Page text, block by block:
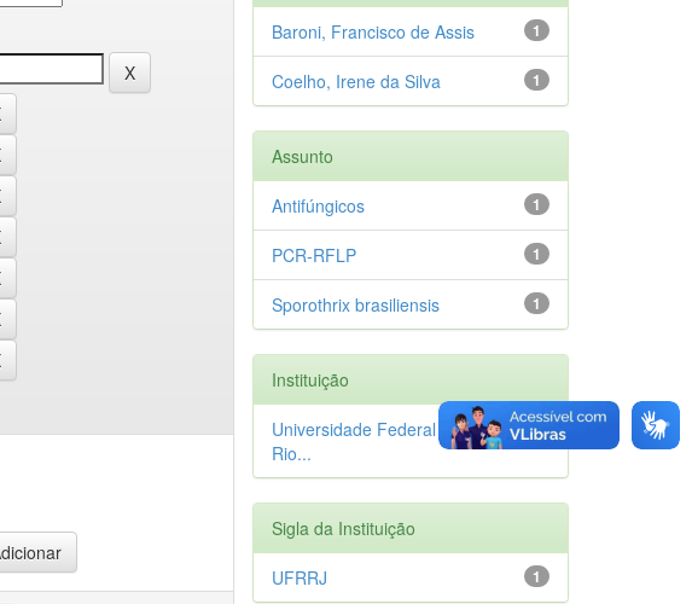
1
Baroni, Francisco de Assis
1
Coelho, Irene da Silva
Assunto
1
Antifúngicos
1
PCR-RFLP
1
Sporothrix brasiliensis
Instituição
1
Universidade Federal Rural do
Rio...
Sigla da Instituição
1
UFRRJ